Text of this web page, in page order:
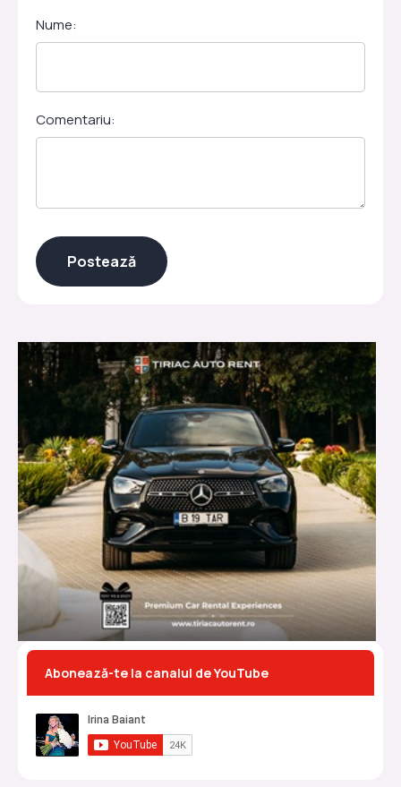
Nume:
Comentariu:
Abonează-te la canalul de YouTube